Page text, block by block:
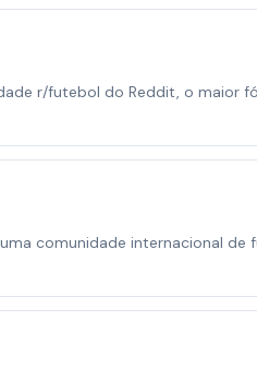
r/futebol do Reddit, o maior
comunidade internacional